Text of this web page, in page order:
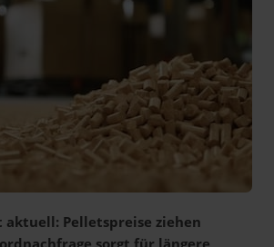
aktuell: Pelletspreise ziehen